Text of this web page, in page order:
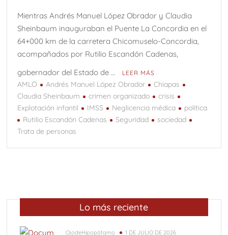
Una “carga al machete” por Félix González-Torres y el
arte cubano conceptual
Vedados (Parte 2)
Vedados (Parte 1)
Osiel, el capo libre
9 de Agosto: Día Internacional de los pueblos indígenas;
Chiapas riqueza cultural.
Mientras Andrés Manuel López Obrador y Claudia
Sheinbaum inauguraban el Puente La Concordia en el
64+000 km de la carretera Chicomuselo-Concordia,
acompañados por Rutilio Escandón Cadenas,
gobernador del Estado de …
LEER MÁS
AMLO Andrés Manuel López Obrador
Chiapas
Claudia Sheinbaum
crimen organizado
crisis
Explotación infantil
IMSS Neglicencia médica
política
Rutilio Escandón Cadenas
Seguridad
sociedad
Trata de personas
Lo más reciente
OjodeHipopótamo 1 DE JULIO DE 2026